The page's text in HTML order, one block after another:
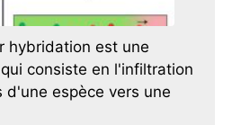
hybridation est une
consiste en l'infiltration
d'une espèce vers une